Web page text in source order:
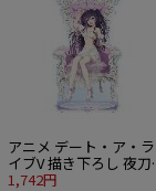
アニメ デート・ア・ラ
イブV 描き下ろし 夜刀
十香 プリンセス玉座
1,742円